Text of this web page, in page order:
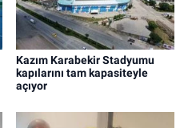
Kazım Karabekir Stadyumu
kapılarını tam kapasiteyle
açıyor